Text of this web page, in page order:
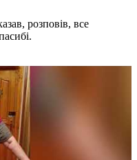
розповів, все